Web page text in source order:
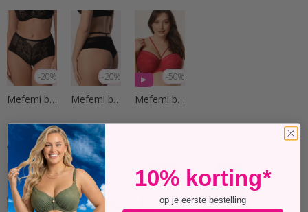
-20%
Mefemi by Nipplex
-20%
Mefemi by Nipplex
-50%
Mefemi by Nipplex
Andere klanten kochten ook
10% korting*
op je eerste bestelling